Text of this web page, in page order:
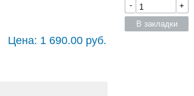
Цена: 1 690.00 руб.
-
+
В закладки